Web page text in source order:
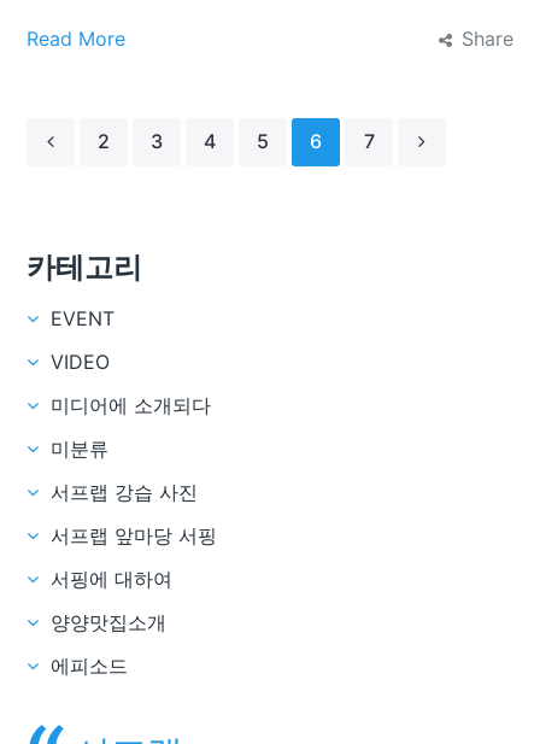
Read More Share
2 3 4 5 6 7
카테고리
EVENT
VIDEO
미디어에 소개되다
미분류
서프랩 강습 사진
서프랩 앞마당 서핑
서핑에 대하여
양양맛집소개
에피소드